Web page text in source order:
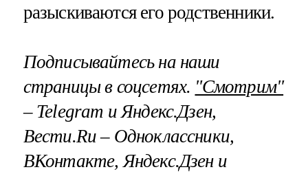
разыскиваются его родственники.
Подписывайтесь на наши
страницы в соцсетях. "Смотрим"
– Telegram и Яндекс.Дзен,
Вести.Ru – Одноклассники,
ВКонтакте, Яндекс.Дзен и